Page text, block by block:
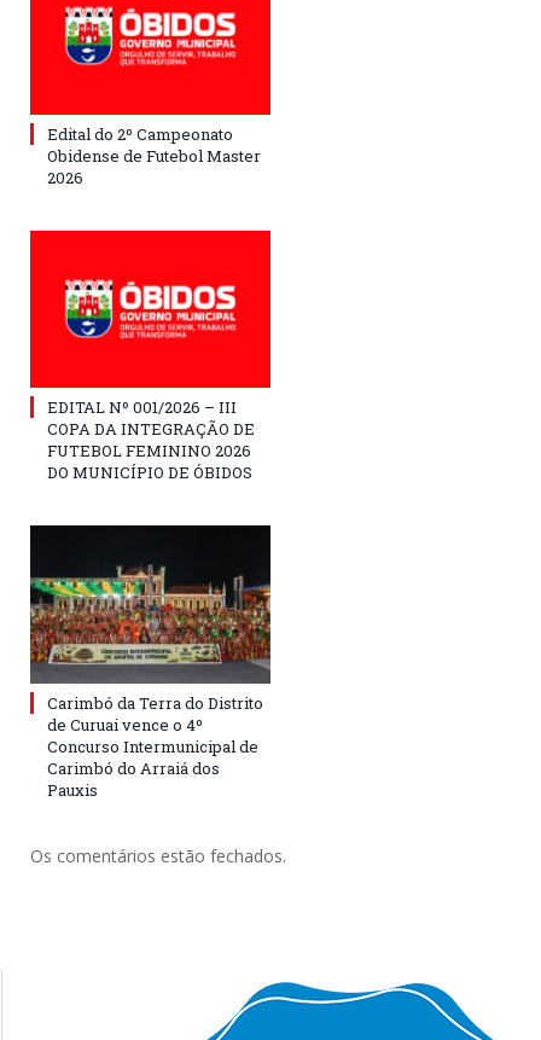
Edital do 2º Campeonato
Obidense de Futebol Master
2026
EDITAL Nº 001/2026 – III
COPA DA INTEGRAÇÃO DE
FUTEBOL FEMININO 2026
DO MUNICÍPIO DE ÓBIDOS
Carimbó da Terra do Distrito
de Curuai vence o 4º
Concurso Intermunicipal de
Carimbó do Arraiá dos
Pauxis
Os comentários estão fechados.